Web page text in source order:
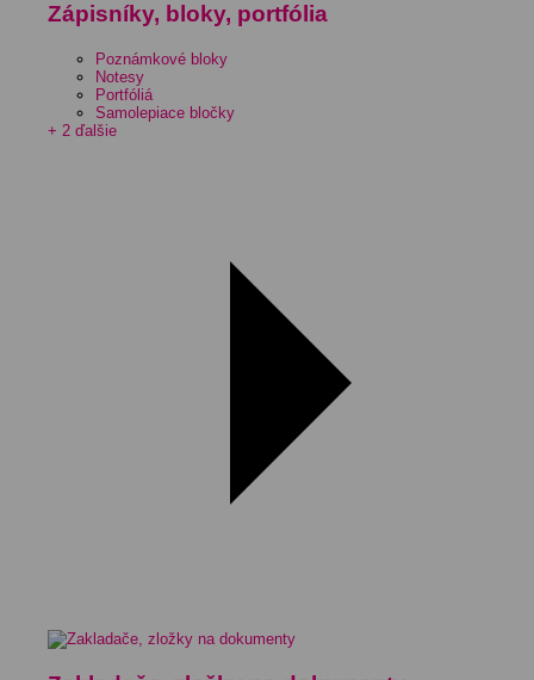
Zápisníky, bloky, portfólia
Poznámkové bloky
Notesy
Portfóliá
Samolepiace bločky
+ 2 ďalšie